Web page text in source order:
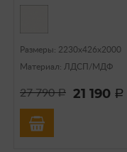
Размеры: 2230х426х2000
Материал: ЛДСП/МДФ
27 790a 21 190 a